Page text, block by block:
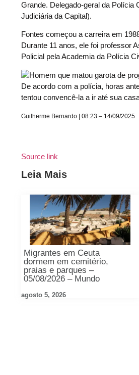
Grande. Delegado-geral da Polícia
Judiciária da Capital).
Fontes começou a carreira em
Durante 11 anos, ele foi professor
Policial pela Academia da Polícia
De acordo com a polícia, horas
tentou convencê-la a ir até sua
Guilherme Bernardo | 08:23 – 14/09/2025
Source link
Leia Mais
Migrantes em Ceuta
dormem em cemitério,
praias e parques –
05/08/2026 – Mundo
agosto 5, 2026